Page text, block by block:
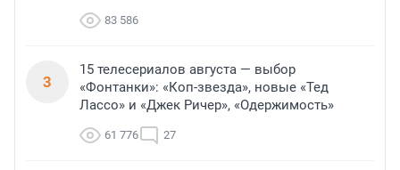
83 586
3
15 телесериалов августа — выбор
«Фонтанки»: «Коп-звезда», новые «Тед
Лассо» и «Джек Ричер», «Одержимость»
61 776 27